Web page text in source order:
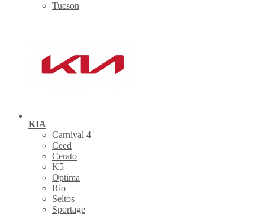
Tucson
KIA
Carnival 4
Ceed
Cerato
K5
Optima
Rio
Seltos
Sportage